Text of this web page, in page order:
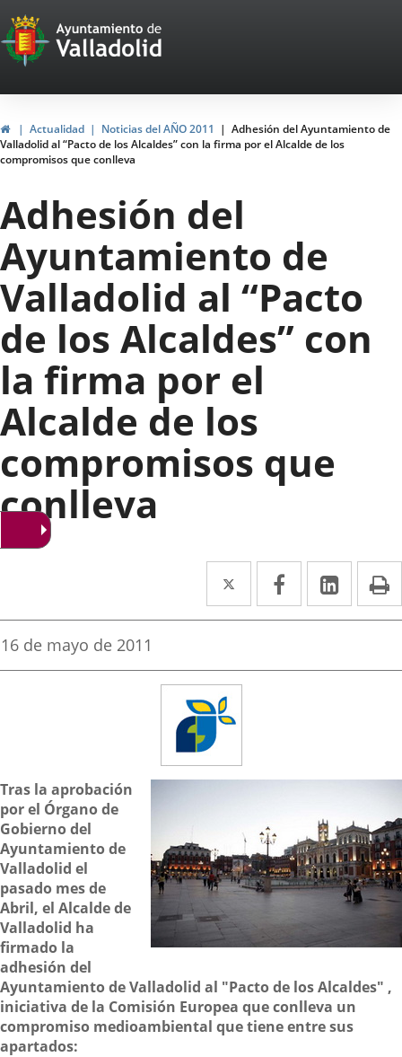
Portal
Web
del
Ayuntamiento
de
Valladolid
HomeActualidad Noticias del AÑO 2011
Adhesión del Ayuntamiento de
Valladolid al “Pacto de los Alcaldes” con la firma por el Alcalde de los
compromisos que conlleva
Adhesión del
Ayuntamiento de
Valladolid al “Pacto
de los Alcaldes” con
la firma por el
Alcalde de los
compromisos que
conlleva
Twitter
Enlace
a
aplicación
Facebook
Enlace
a
aplicación
Enlace
a
Fecha
la
16 de mayo de 2011
Descripción
Tras la aprobación
por el Órgano de
Gobierno del
Ayuntamiento de
Valladolid el
pasado mes de
Abril, el Alcalde de
Valladolid ha
firmado la
adhesión del
Ayuntamiento de Valladolid al "Pacto de los Alcaldes" ,
iniciativa de la Comisión Europea que conlleva un
compromiso medioambiental que tiene entre sus
apartados: